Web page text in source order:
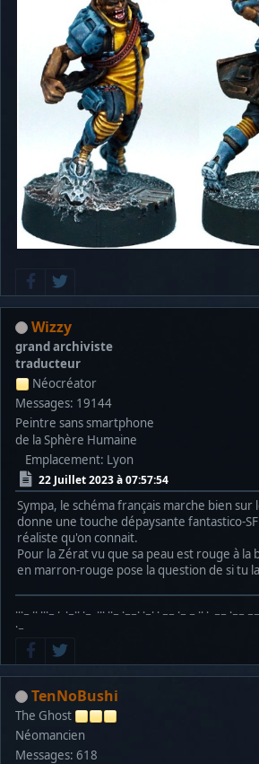
Wizzy
grand archiviste
traducteur
Néocréator
Messages: 19144
Peintre sans smartphone
de la Sphère Humaine
Emplacement: Lyon
22 Juillet 2023 à 07:57:54
Sympa, le schéma français marche bien sur
donne une touche dépaysante fantastico-
réaliste qu'on connait.
Pour la Zérat vu que sa peau est rouge à la
en marron-rouge pose la question de si tu la
···− ·· ···− · ·−·· ·− ··· ··− ·−−· ·−· · −− ·− − ·· · −− ·−− −−−
·−
TenNoBushi
The Ghost
Néomancien
Messages: 618